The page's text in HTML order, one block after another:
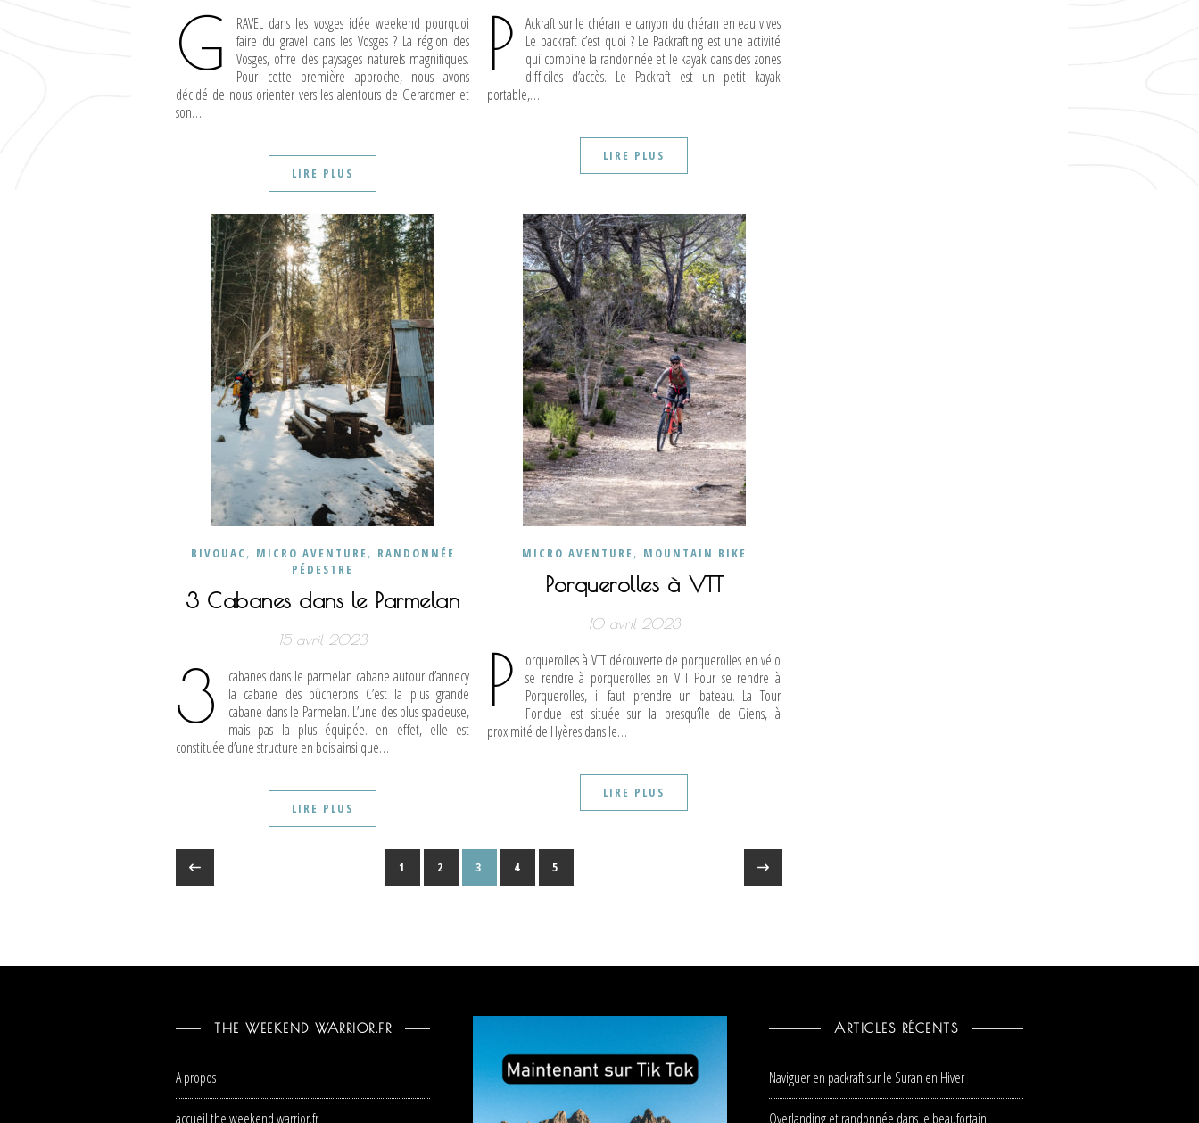
G
RAVEL dans les vosges idée weekend pourquoi
faire du gravel dans les Vosges ? La région des
Vosges, offre des paysages naturels magnifiques.
Pour cette première approche, nous avons
décidé de nous orienter vers les alentours de Gerardmer et
son…
LIRE PLUS
P
Ackraft sur le chéran le canyon du chéran en eau vives
Le packraft c’est quoi ? Le Packrafting est une activité
qui combine la randonnée et le kayak dans des zones
difficiles d’accès. Le Packraft est un petit kayak
portable,…
LIRE PLUS
BIVOUAC , MICRO AVENTURE, RANDONNÉE
PÉDESTRE
3 Cabanes dans le Parmelan
15 avril 2023
3
cabanes dans le parmelan cabane autour d’annecy
la cabane des bûcherons C’est la plus grande
cabane dans le Parmelan. L’une des plus spacieuse,
mais pas la plus équipée. en effet, elle est
constituée d’une structure en bois ainsi que…
LIRE PLUS
MICRO AVENTURE, MOUNTAIN BIKE
Porquerolles à VTT
10 avril 2023
P
orquerolles à VTT découverte de porquerolles en vélo
se rendre à porquerolles en VTT Pour se rendre à
Porquerolles, il faut prendre un bateau. La Tour
Fondue est située sur la presqu’île de Giens, à
proximité de Hyères dans le…
LIRE PLUS
1 2 3 4 5
THE WEEKEND WARRIOR.FR
A propos
accueil the weekend warrior.fr
ARTICLES RÉCENTS
Naviguer en packraft sur le Suran en Hiver
Overlanding et randonnée dans le beaufortain